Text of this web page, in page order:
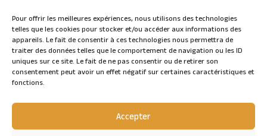
Pour offrir les meilleures expériences, nous utilisons des technologies
telles que les cookies pour stocker et/ou accéder aux informations des
appareils. Le fait de consentir à ces technologies nous permettra de
traiter des données telles que le comportement de navigation ou les ID
uniques sur ce site. Le fait de ne pas consentir ou de retirer son
consentement peut avoir un effet négatif sur certaines caractéristiques et
fonctions.
Accepter
Connexion